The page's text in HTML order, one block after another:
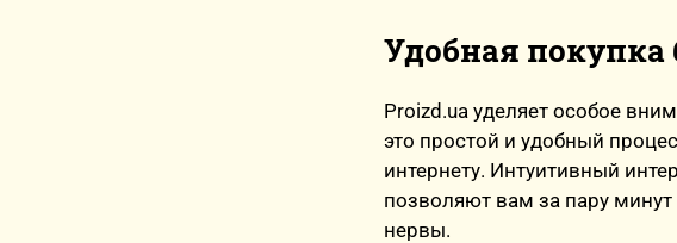
Удобная покупка
Proizd.ua уделяет особое
это простой и удобный
интернету. Интуитивный
позволяют вам за пару
нервы.